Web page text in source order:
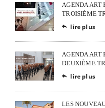
AGENDA ART
TROISIÈME
 lire plus
AGENDA ART
DEUXIÈME
 lire plus
LES